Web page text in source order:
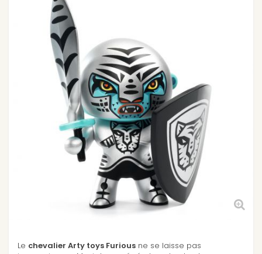
Le chevalier Arty toys Furious ne se laisse pas